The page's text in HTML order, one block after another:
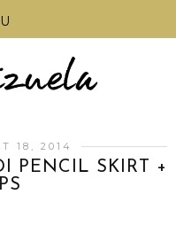
18, 2014
PENCIL SKIRT +